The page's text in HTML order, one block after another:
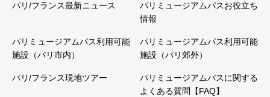
パリ/フランス最新ニュース
パリミュージアムパスお役立ち
情報
パリミュージアムパス利用可能
施設（パリ市内）
パリミュージアムパス利用可能
施設（パリ郊外）
パリ/フランス現地ツアー
パリミュージアムパスに関する
よくある質問【FAQ】